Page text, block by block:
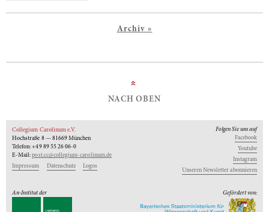
Archiv »
»
NACH OBEN
Collegium Carolinum e.V.
Hochstraße 8 — 81669 München
Telefon: +49 89 55 26 06-0
E-Mail:post.cc@collegium-carolinum.de
Impressum
Datenschutz Logos
Folgen Sie uns auf
Facebook
Youtube
Instagram
Unseren Newsletter abonnieren
An-Institut der Gefördert von: